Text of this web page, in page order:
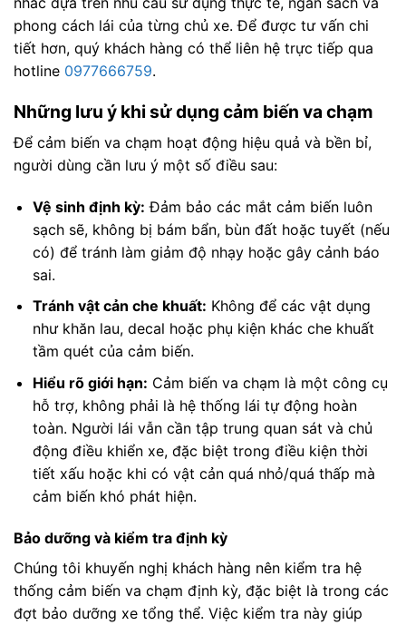
phong cách lái của từng chủ xe. Để được tư vấn chi
tiết hơn, quý khách hàng có thể liên hệ trực tiếp qua
hotline 0977666759.
Những lưu ý khi sử dụng cảm biến va chạm
Để cảm biến va chạm hoạt động hiệu quả và bền bỉ,
người dùng cần lưu ý một số điều sau:
Vệ sinh định kỳ: Đảm bảo các mắt cảm biến luôn
sạch sẽ, không bị bám bẩn, bùn đất hoặc tuyết (nếu
có) để tránh làm giảm độ nhạy hoặc gây cảnh báo
sai.
Tránh vật cản che khuất: Không để các vật dụng
như khăn lau, decal hoặc phụ kiện khác che khuất
tầm quét của cảm biến.
Hiểu rõ giới hạn: Cảm biến va chạm là một công cụ
hỗ trợ, không phải là hệ thống lái tự động hoàn
toàn. Người lái vẫn cần tập trung quan sát và chủ
động điều khiển xe, đặc biệt trong điều kiện thời
tiết xấu hoặc khi có vật cản quá nhỏ/quá thấp mà
cảm biến khó phát hiện.
Bảo dưỡng và kiểm tra định kỳ
Chúng tôi khuyến nghị khách hàng nên kiểm tra hệ
thống cảm biến va chạm định kỳ, đặc biệt là trong các
đợt bảo dưỡng xe tổng thể. Việc kiểm tra này giúp